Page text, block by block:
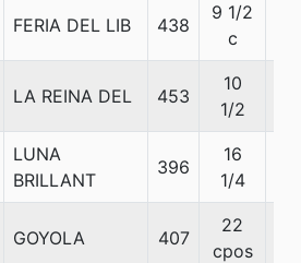
FERIA DEL LIB 438
9 1/2
c
LA REINA DEL 453
10
1/2
LUNA
BRILLANT
396
16
1/4
GOYOLA 407
22
cpos